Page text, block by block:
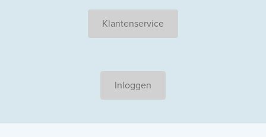
Klantenservice
Inloggen